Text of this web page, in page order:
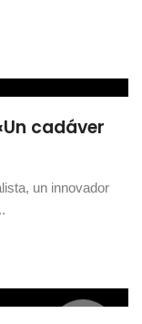
cadáver
un innovador